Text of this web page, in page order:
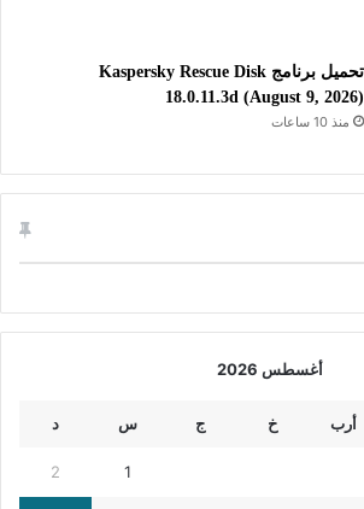
تحميل برنامج Kaspersky Rescue Disk
18.0.11.3d (August 9, 2026)
منذ 10 ساعات
أغسطس 2026
أرب خ ج س د
1
2